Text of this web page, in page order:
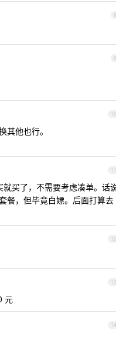
8
9
10
他也行。
11
买了，不需要考虑凑单。话
餐，但毕竟白嫖。后面打算去
12
13
元
14